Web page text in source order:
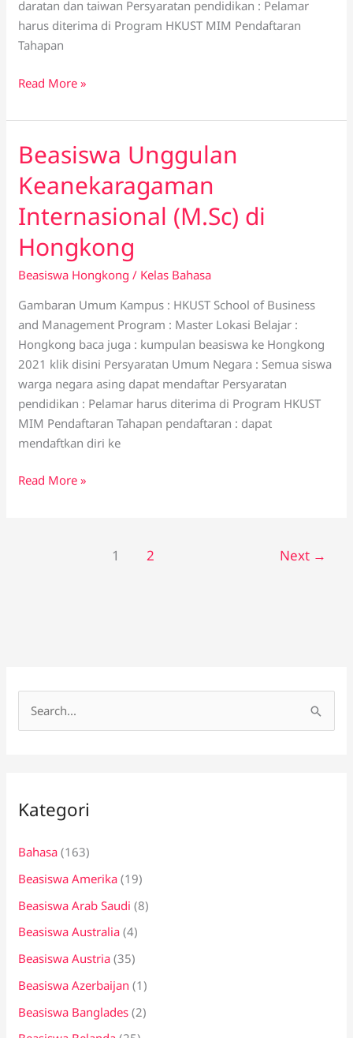
daratan dan taiwan Persyaratan pendidikan : Pelamar
harus diterima di Program HKUST MIM Pendaftaran
Tahapan
Read More »
Beasiswa Unggulan
Keanekaragaman
Internasional (M.Sc) di
Hongkong
Beasiswa Hongkong / Kelas Bahasa
Gambaran Umum Kampus : HKUST School of Business
and Management Program : Master Lokasi Belajar :
Hongkong baca juga : kumpulan beasiswa ke Hongkong
2021 klik disini Persyaratan Umum Negara : Semua siswa
warga negara asing dapat mendaftar Persyaratan
pendidikan : Pelamar harus diterima di Program HKUST
MIM Pendaftaran Tahapan pendaftaran : dapat
mendaftkan diri ke
Beasiswa
Unggulan
Keanekaragaman
Internasional
(M.Sc)
di
Hongkong
Read More »
1 2 Next →
u
t
u
k
:
Kategori
Bahasa (163)
Beasiswa Amerika (19)
Beasiswa Arab Saudi (8)
Beasiswa Australia (4)
Beasiswa Austria (35)
Beasiswa Azerbaijan (1)
Beasiswa Banglades (2)